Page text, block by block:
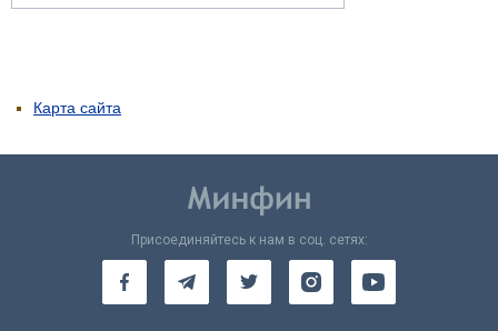
Карта сайта
Присоединяйтесь к нам в соц. сетях: